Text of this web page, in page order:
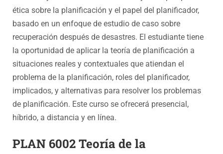
ética sobre la planificación y el papel del planificador,
basado en un enfoque de estudio de caso sobre
recuperación después de desastres. El estudiante tiene
la oportunidad de aplicar la teoría de planificación a
situaciones reales y contextuales que atiendan el
problema de la planificación, roles del planificador,
implicados, y alternativas para resolver los problemas
de planificación. Este curso se ofrecerá presencial,
híbrido, a distancia y en línea.
PLAN 6002 Teoría de la